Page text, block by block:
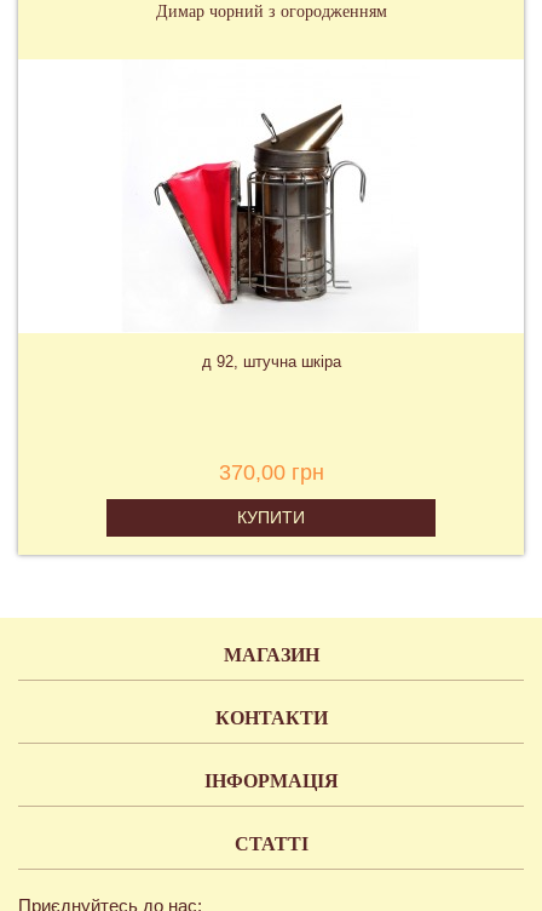
Димар чорний з огородженням
д 92, штучна шкіра
370,00 грн
КУПИТИ
МАГАЗИН
КОНТАКТИ
ІНФОРМАЦІЯ
СТАТТІ
Приєднуйтесь до нас: